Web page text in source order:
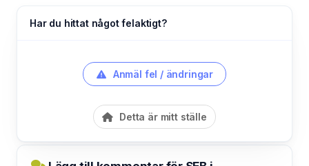
Har du hittat något felaktigt?
Anmäl fel / ändringar
Detta är mitt ställe